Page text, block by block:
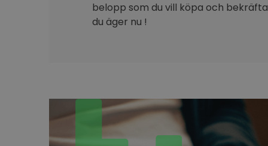
belopp som du vill köpa och
du äger nu !